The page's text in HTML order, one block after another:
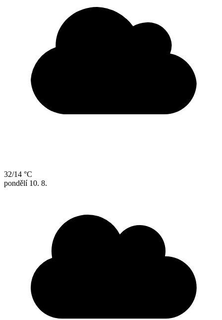
32/14 °C
pondělí 10. 8.